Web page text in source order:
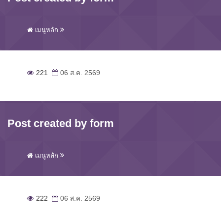
เมนูหลัก
221 06 ส.ค. 2569
Post created by form
เมนูหลัก
222 06 ส.ค. 2569